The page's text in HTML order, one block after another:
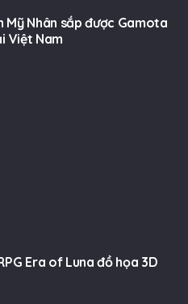
Mỹ Nhân sắp được Gamota
Việt Nam
Era of Luna đồ họa 3D